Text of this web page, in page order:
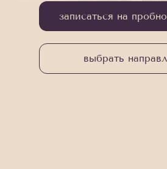
записаться на
выбрать